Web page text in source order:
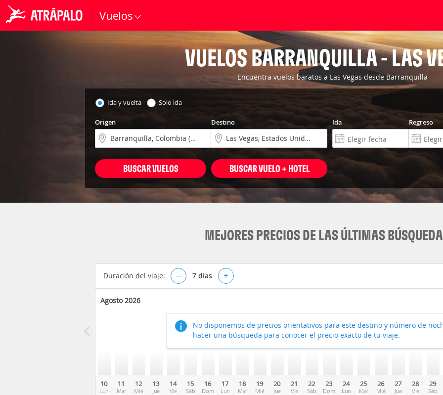
Vuelos
VUELOS BARRANQUILLA - LAS
Encuentra vuelos baratos a Las Vegas desde Barranquilla
Ida y vuelta Solo ida
Origen Destino Ida Regreso
BUSCAR VUELOS BUSCAR VUELO + HOTEL
MEJORES PRECIOS DE LAS ÚLTIMAS
Duración del viaje: – 7 días +
Agosto 2026
10
Lun
11
Mar
12
Mié
13
Jue
14
Vie
15
Sáb
16
Dom
17
Lun
18
Mar
19
Mié
20
Jue
21
Vie
22
Sáb
23
Dom
24
Lun
25
Mar
26
Mié
27
Jue
28
Vie
29
Sáb
No disponemos de precios orientativos para este destino y número de
hacer una búsqueda para conocer el precio exacto de tu viaje.